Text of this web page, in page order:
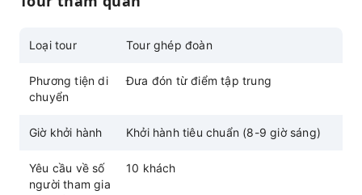
nhất của Tokyo và là điểm quan sát lý tưởng
nước, cây cầu đá và kiến ​​trúc Cung điện
phong cách hoàng gia trang nghiêm và thanh
lịch, biến nơi đây thành một điểm tham quan
kinh điển không thể bỏ qua ở Tokyo.
địa danh lịch sử và văn hóa nổi tiếng nhất
Loại tour Tour ghép đoàn
Phương tiện di
chuyển
Đưa đón từ điểm tập trung
Giờ khởi hành Khởi hành tiêu chuẩn (8-9 giờ sáng)
Yêu cầu về số
người tham gia
10 khách